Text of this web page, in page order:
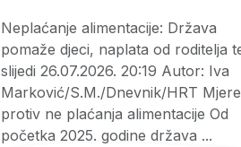
Neplaćanje alimentacije: Država
pomaže djeci, naplata od roditelja
slijedi 26.07.2026. 20:19 Autor: Iva
Marković/S.M./Dnevnik/HRT Mjere
protiv ne plaćanja alimentacije Od
početka 2025. godine država ...